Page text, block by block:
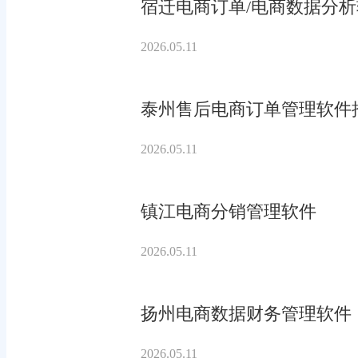
宿迁电商订单/电商数据分
2026.05.11
泰州售后电商订单管理软件
2026.05.11
镇江电商分销管理软件
2026.05.11
扬州电商数据财务管理软件
2026.05.11